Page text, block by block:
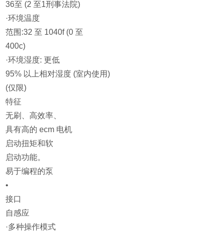
36至 (2 至1刑事法院)
·环境温度
范围:32 至 1040f (0 至
400c)
·环境湿度: 更低
95% 以上相对湿度 (室内使用)
(仅限)
特征
无刷、高效率、
具有高的 ecm 电机
启动扭矩和软
启动功能。
易于编程的泵
•
接口
自感应
·多种操作模式